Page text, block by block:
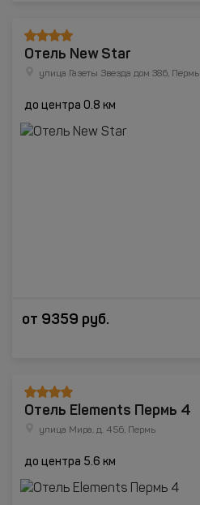
Отель New Star
улица Газеты Звезда дом 38б, Пермь
до центра 0.8 км
от 9359 руб.
Отель Elements Пермь 4
улица Мира, д. 45б, Пермь
до центра 5.6 км